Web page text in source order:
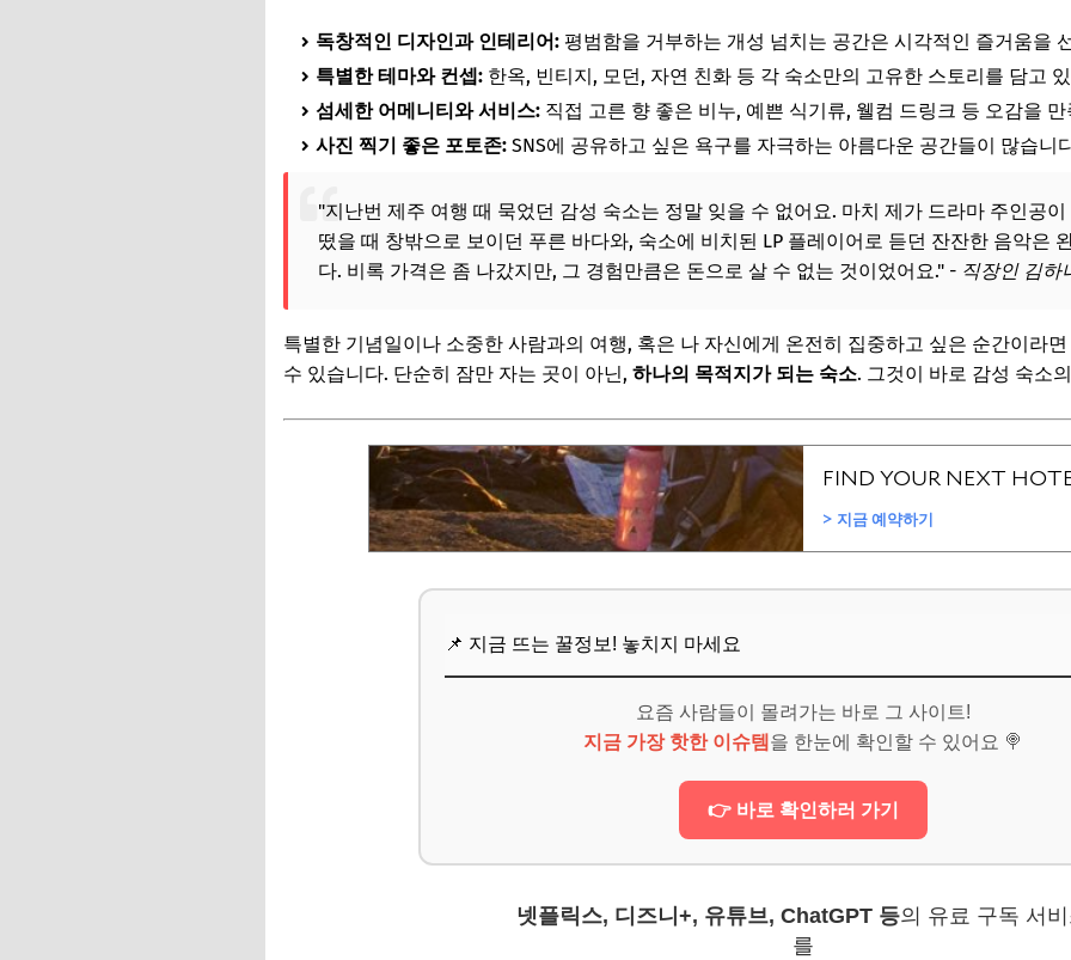
1. 어떤 여행을 누구와 떠나시나요?
2. 숙소에 투자할 수 있는 예산은 어느 정도인가요?
3. 어떤 여행 스타일을 선호하시나요?
추가할인 코드 WRVE6
숨겨진 함정 피하기! 숙소 예약 시 반드시 주의할 점
추가할인 코드 WRVE6
자주 묻는 질문
Q. 감성 숙소는 무조건 비싼가요?
Q. 가성비 숙소도 사진처럼 예쁠 수 있나요?
Q. 혼자 여행 갈 때 추천하는 숙소 유형은 무엇인가요?
📌 지금 뜨는 꿀정보! 놓치지 마세요
추가할인 코드 WRVE6
📌 지금 뜨는 꿀정보! 놓치지 마세요
독창적인 디자인과 인테리어: 평범함을 거부하는 개성 넘치는 공간은 시각적인 즐거움을
특별한 테마와 컨셉: 한옥, 빈티지, 모던, 자연 친화 등 각 숙소만의 고유한 스토리를 담고
섬세한 어메니티와 서비스: 직접 고른 향 좋은 비누, 예쁜 식기류, 웰컴 드링크 등 오감을
사진 찍기 좋은 포토존: SNS에 공유하고 싶은 욕구를 자극하는 아름다운 공간들이 많습니
"지난번 제주 여행 때 묵었던 감성 숙소는 정말 잊을 수 없어요. 마치 제가 드라마 주인공
떴을 때 창밖으로 보이던 푸른 바다와, 숙소에 비치된 LP 플레이어로 듣던 잔잔한 음악은
다. 비록 가격은 좀 나갔지만, 그 경험만큼은 돈으로 살 수 없는 것이었어요." - 직장인 김하
특별한 기념일이나 소중한 사람과의 여행, 혹은 나 자신에게 온전히 집중하고 싶은 순간이라
수 있습니다. 단순히 잠만 자는 곳이 아닌, 하나의 목적지가 되는 숙소. 그것이 바로 감성 숙소
📌 지금 뜨는 꿀정보! 놓치지 마세요
요즘 사람들이 몰려가는 바로 그 사이트!
지금 가장 핫한 이슈템 을 한눈에 확인할 수 있어요 🍭
👉 바로 확인하러 가기
넷플릭스, 디즈니+, 유튜브, ChatGPT 등의 유료 구독 서
를